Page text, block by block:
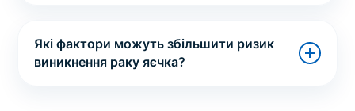
Які фактори можуть збільшити ризик
виникнення раку яєчка?